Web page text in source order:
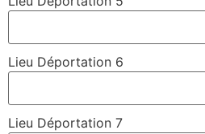
Lieu Déportation 6
Lieu Déportation 7